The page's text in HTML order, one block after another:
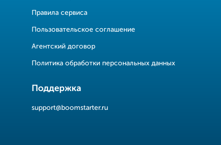
Правила сервиса
Пользовательское соглашение
Агентский договор
Политика обработки персональных данных
Поддержка
support@boomstarter.ru